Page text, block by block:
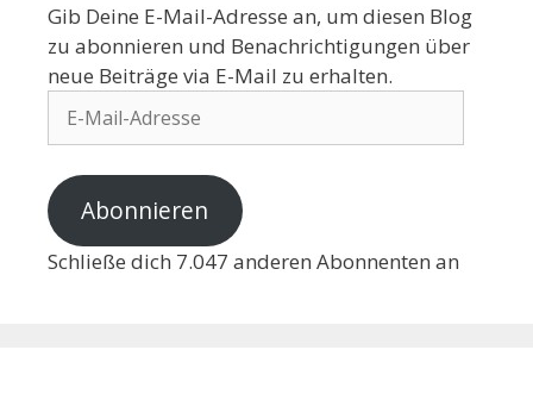
Gib Deine E-Mail-Adresse an, um diesen Blog
zu abonnieren und Benachrichtigungen über
neue Beiträge via E-Mail zu erhalten.
Abonnieren
Schließe dich 7.047 anderen Abonnenten an